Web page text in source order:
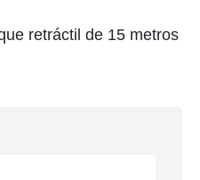
retráctil de 15 metros